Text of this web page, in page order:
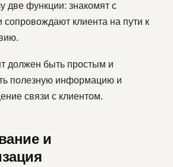
две функции: знакомят с
клиента на пути к
должен быть простым и
полезную информацию и
связи с клиентом.
и